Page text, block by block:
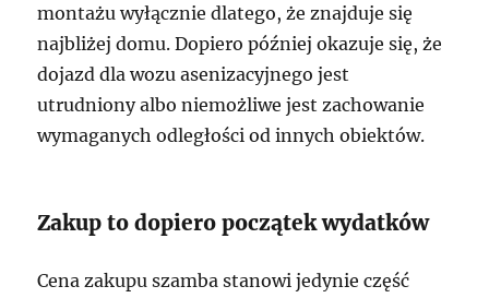
montażu wyłącznie dlatego, że znajduje się
najbliżej domu. Dopiero później okazuje się, że
dojazd dla wozu asenizacyjnego jest
utrudniony albo niemożliwe jest zachowanie
wymaganych odległości od innych obiektów.
Zakup to dopiero początek wydatków
Cena zakupu szamba stanowi jedynie część